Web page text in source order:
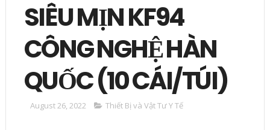
SIÊU MỊN KF94
CÔNG NGHỆ HÀN
QUỐC (10 CÁI/TÚI)
August 26, 2022 Thiết Bị và Vật Tư Y Tế